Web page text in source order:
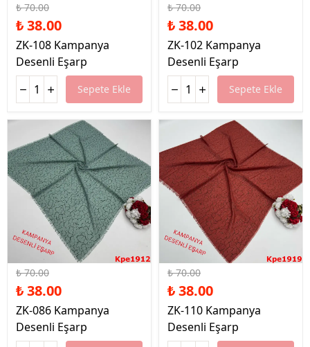
₺ 70.00
₺ 38.00
ZK-108 Kampanya
Desenli Eşarp
Sepete Ekle
₺ 70.00
₺ 38.00
ZK-102 Kampanya
Desenli Eşarp
Sepete Ekle
%46 İndirim
₺ 70.00
₺ 38.00
ZK-086 Kampanya
Desenli Eşarp
%46 İndirim
₺ 70.00
₺ 38.00
ZK-110 Kampanya
Desenli Eşarp